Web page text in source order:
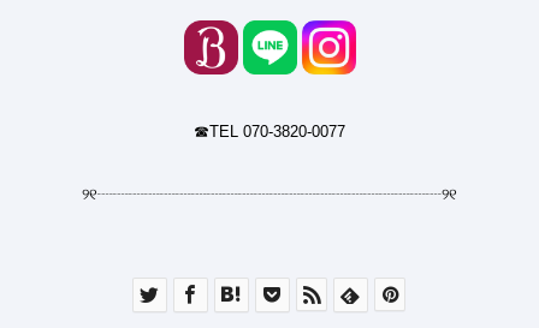
☎︎TEL 070-3820-0077
୨୧┈┈┈┈┈┈┈┈┈┈┈┈┈┈┈┈┈┈┈┈┈┈୨୧